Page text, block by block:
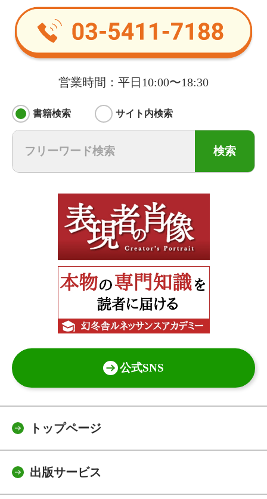
営業時間：平日10:00〜18:30
書籍検索 サイト内検索
検索
公式SNS
トップページ
出版サービス